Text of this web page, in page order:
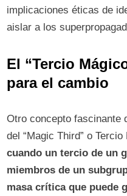
implicaciones éticas de
aislar a los
El “Tercio
para el cambio
Otro concepto fascinante
del “Magic Third” o Tercio
cuando un tercio de un
miembros de un
masa crítica que puede